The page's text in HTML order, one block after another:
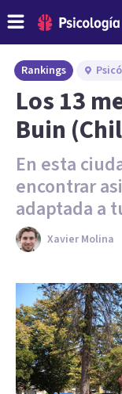
Rankings
Los 13
Buin
En esta
encontrar
adaptada a
Xavier Molina